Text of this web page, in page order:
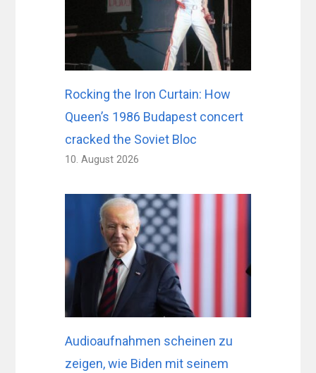
Rocking the Iron Curtain: How
Queen’s 1986 Budapest concert
cracked the Soviet Bloc
10. August 2026
Audioaufnahmen scheinen zu
zeigen, wie Biden mit seinem